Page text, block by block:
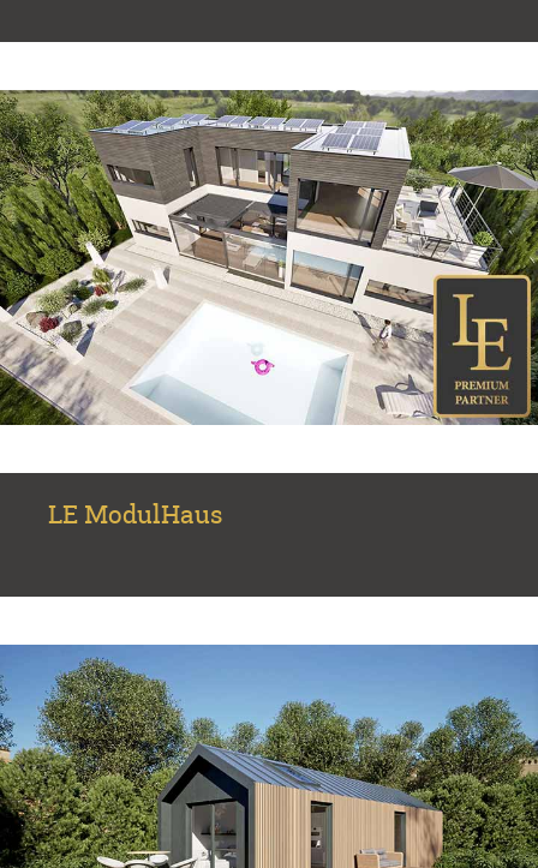
LE ModulHaus